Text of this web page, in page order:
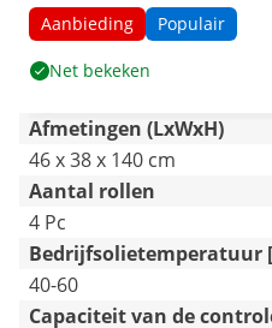
Aanbieding Populair
Net bekeken
Afmetingen (LxWxH)
46 x 38 x 140 cm
Aantal rollen
4 Pc
Bedrijfsolietemperatuur
40-60
Capaciteit van de